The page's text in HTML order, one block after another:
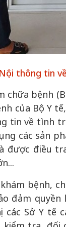
thông tin
chữa bệnh
của Bộ Y
tin về tình
các sản
được điều
bệnh,
đảm
các Sở Y tế
50 năm Việt
nguồn nội
định hình
tạo | Kỳ 5:
trong
nghị sự